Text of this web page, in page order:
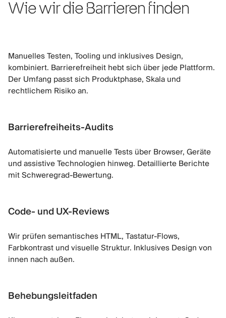
Wie wir die Barrieren finden
Manuelles Testen, Tooling und inklusives Design,
kombiniert. Barrierefreiheit hebt sich über jede Plattform.
Der Umfang passt sich Produktphase, Skala und
rechtlichem Risiko an.
Barrierefreiheits-Audits
Automatisierte und manuelle Tests über Browser, Geräte
und assistive Technologien hinweg. Detaillierte Berichte
mit Schweregrad-Bewertung.
Code- und UX-Reviews
Wir prüfen semantisches HTML, Tastatur-Flows,
Farbkontrast und visuelle Struktur. Inklusives Design von
innen nach außen.
Behebungsleitfaden